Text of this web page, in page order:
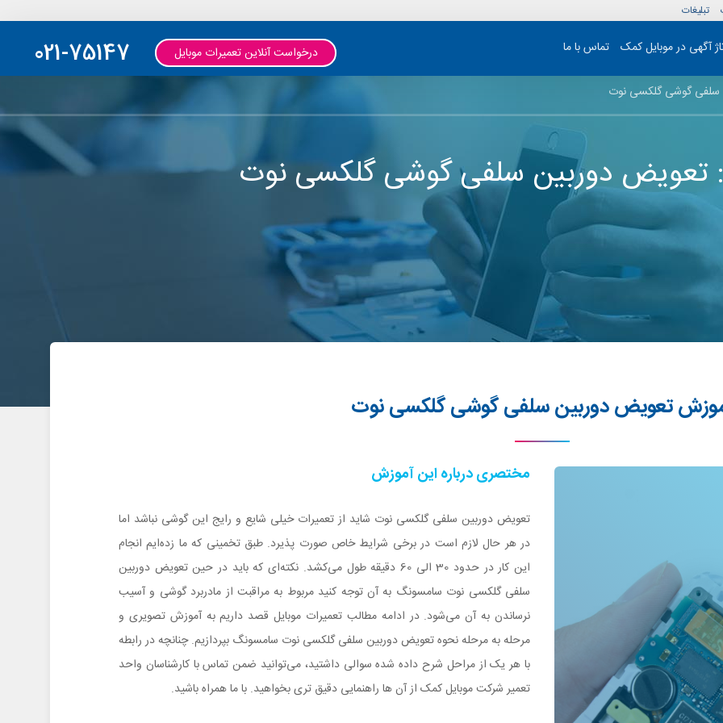
تبلیغات
آگهی در موبایل کمک تماس با ما 021-75147
درخواست آنلاین تعمیرات موبایل
گوشی گلکسی نوت
تعویض دوربین سلفی گوشی گلکسی نوت
تعویض دوربین سلفی گوشی گلکسی نوت
مختصری درباره این آموزش
تعویض دوربین سلفی گلکسی نوت شاید از تعمیرات خیلی شایع و رایج این گوشی نباشد اما
در هر حال لازم است در برخی شرایط خاص صورت پذیرد. طبق تخمینی که ما زده‌ایم انجام
این کار در حدود 30 الی 60 دقیقه طول می‌کشد. نکته‌ای که باید در حین تعویض دوربین
سلفی گلکسی نوت سامسونگ به آن توجه کنید مربوط به مراقبت از مادربرد گوشی و آسیب
نرساندن به آن می‌شود. در ادامه مطالب تعمیرات موبایل قصد داریم به آموزش تصویری و
مرحله به مرحله نحوه تعویض دوربین سلفی گلکسی نوت سامسونگ بپردازیم. چنانچه در رابطه
با هر یک از مراحل شرح داده شده سوالی داشتید، می‌توانید ضمن تماس با کارشناسان واحد
تعمیر شرکت موبایل کمک از آن ها راهنمایی دقیق تری بخواهید. با ما همراه باشید.